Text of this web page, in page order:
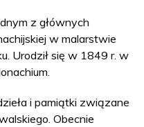
z głównych
w malarstwie
Urodził się w 1849 r. w
i pamiątki związane
Obecnie